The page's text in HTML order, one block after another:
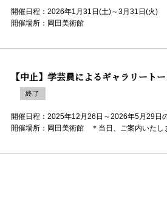
開催日程：2026年1月31日(土)～3月31日(火)
開催場所：岡田美術館
【中止】学芸員によるギャラリート
終了
開催日程：2025年12月26日～2026年5月29
開催場所：岡田美術館 ＊当日、ご案内いたし